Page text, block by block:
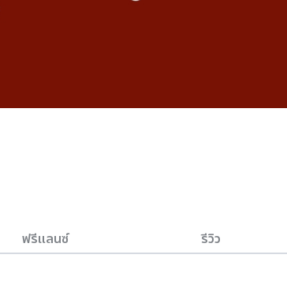
ฟรีแลนซ์ รีวิว